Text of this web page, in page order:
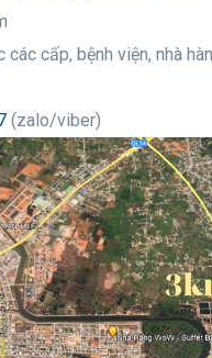
cấp, bệnh viện, nhà
(zalo/viber)